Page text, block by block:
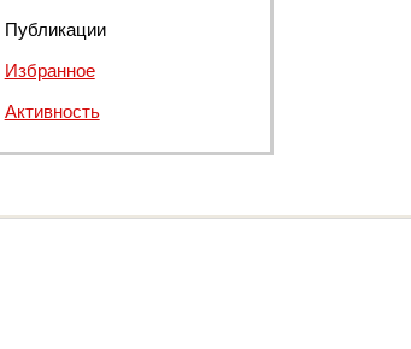
Публикации
Избранное
Активность